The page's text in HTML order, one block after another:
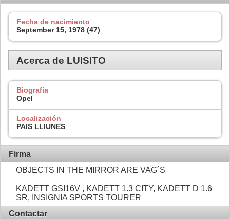
Fecha de nacimiento
September 15, 1978 (47)
Acerca de LUISITO
Biografía
Opel
Localización
PAIS LLIUNES
Firma
OBJECTS IN THE MIRROR ARE VAG´S
KADETT GSI16V , KADETT 1.3 CITY, KADETT D 1.6
SR, INSIGNIA SPORTS TOURER
Contactar